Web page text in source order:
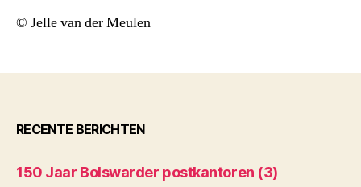
© Jelle van der Meulen
RECENTE BERICHTEN
150 Jaar Bolswarder postkantoren (3)